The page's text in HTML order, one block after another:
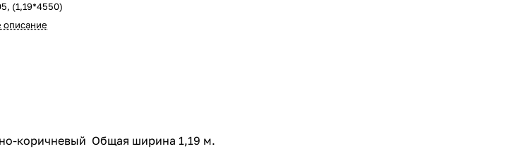
(1,19*4550)
описание
коричневый Общая ширина 1,19 м.